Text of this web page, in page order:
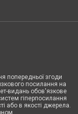
попередньої згоди
посилання на
видань обов'язкове
гіперпосилання
або в якості джерела.